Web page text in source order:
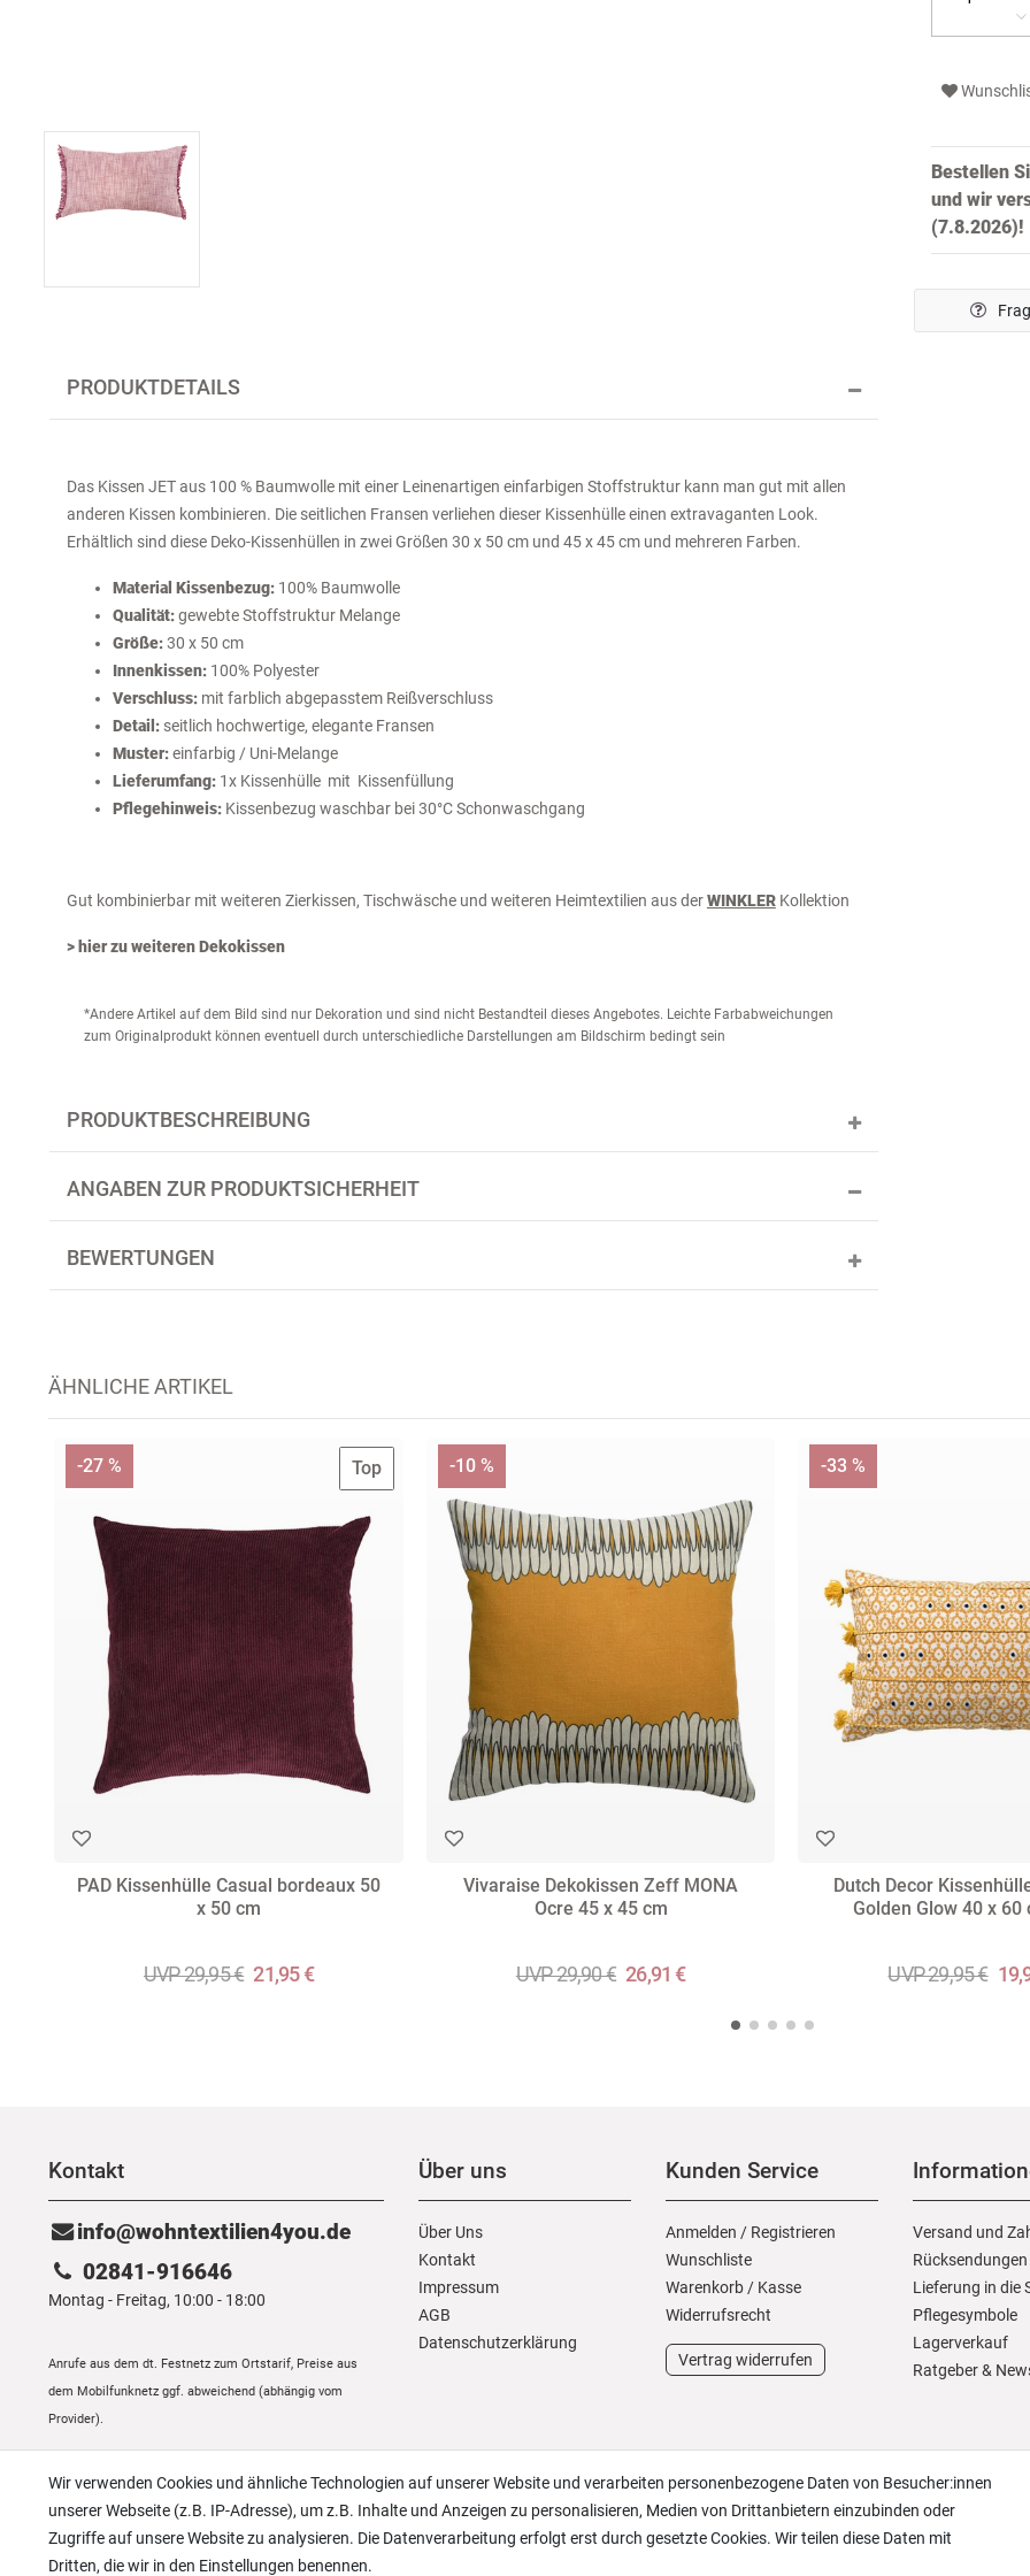
Bestellen
und wir
(7.8.2026)!
PRODUKTDETAILS
Das Kissen JET aus 100 % Baumwolle mit einer Leinenartigen einfarbigen Stoffstruktur kann man gut mit allen
anderen Kissen kombinieren. Die seitlichen Fransen verliehen dieser Kissenhülle einen extravaganten Look.
Erhältlich sind diese Deko-Kissenhüllen in zwei Größen 30 x 50 cm und 45 x 45 cm und mehreren Farben.
Material Kissenbezug:100% Baumwolle
Qualität:gewebte Stoffstruktur Melange
Größe:30 x 50 cm
Innenkissen: 100% Polyester
Verschluss: mit farblich abgepasstem Reißverschluss
Detail:seitlich hochwertige, elegante Fransen
Muster:einfarbig / Uni-Melange
Lieferumfang:1x Kissenhülle mit Kissenfüllung
Pflegehinweis:Kissenbezug waschbar bei 30°C Schonwaschgang
Gut kombinierbar mit weiteren Zierkissen, Tischwäsche und weiteren Heimtextilien aus derWINKLER Kollektion
> hier zu weiteren Dekokissen
*Andere Artikel auf dem Bild sind nur Dekoration und sind nicht Bestandteil dieses Angebotes. Leichte Farbabweichungen
zum Originalprodukt können eventuell durch unterschiedliche Darstellungen am Bildschirm bedingt sein
PRODUKTBESCHREIBUNG
ANGABEN ZUR PRODUKTSICHERHEIT
BEWERTUNGEN
ÄHNLICHE ARTIKEL
Top
PAD Kissenhülle Casual bordeaux 50
x 50 cm
UVP 29,95 € 21,95 €
-27 %
Vivaraise Dekokissen Zeff MONA
Ocre 45 x 45 cm
UVP 29,90 € 26,91 €
-10 %
Dutch Decor
Golden Glow 40 x 60
UVP 29,95 €
-33 %
Kontakt
info@wohntextilien4you.de
02841-916646
Montag - Freitag, 10:00 - 18:00
Anrufe aus dem dt. Festnetz zum Ortstarif, Preise aus
dem Mobilfunknetz ggf. abweichend (abhängig vom
Provider).
Über uns
Über Uns
Kontakt
Impressum
AGB
Daten­schutz­erklärung
Kunden Service
Anmelden / Registrieren
Wunschliste
Warenkorb / Kasse
Widerrufs­recht
Vertrag widerrufen
Versand und
Rücksendungen
Lieferung in die
Pflegesymbole
Lagerverkauf
Ratgeber &
Wir verwenden Cookies und ähnliche Technologien auf unserer Website und verarbeiten personenbezogene Daten von Besucher:innen
unserer Webseite (z.B. IP-Adresse), um z.B. Inhalte und Anzeigen zu personalisieren, Medien von Drittanbietern einzubinden oder
Zugriffe auf unsere Website zu analysieren. Die Datenverarbeitung erfolgt erst durch gesetzte Cookies. Wir teilen diese Daten mit
Dritten, die wir in den Einstellungen benennen.